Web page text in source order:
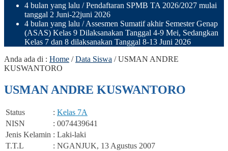
4 bulan yang lalu / Pendaftaran SPMB TA 2026/2027 mulai
tanggal 2 Juni-22juni 2026
4 bulan yang lalu / Assesmen Sumatif akhir Semester Genap
(ASAS) Kelas 9 Dilaksanakan Tanggal 4-9 Mei, Sedangkan
Kelas 7 dan 8 dilaksanakan Tanggal 8-13 Juni 2026
Anda ada di : Home /Data Siswa /USMAN ANDRE
KUSWANTORO
USMAN ANDRE KUSWANTORO
Status : Kelas 7A
NISN
: 0074439641
Jenis Kelamin : Laki-laki
T.T.L
: NGANJUK, 13 Agustus 2007